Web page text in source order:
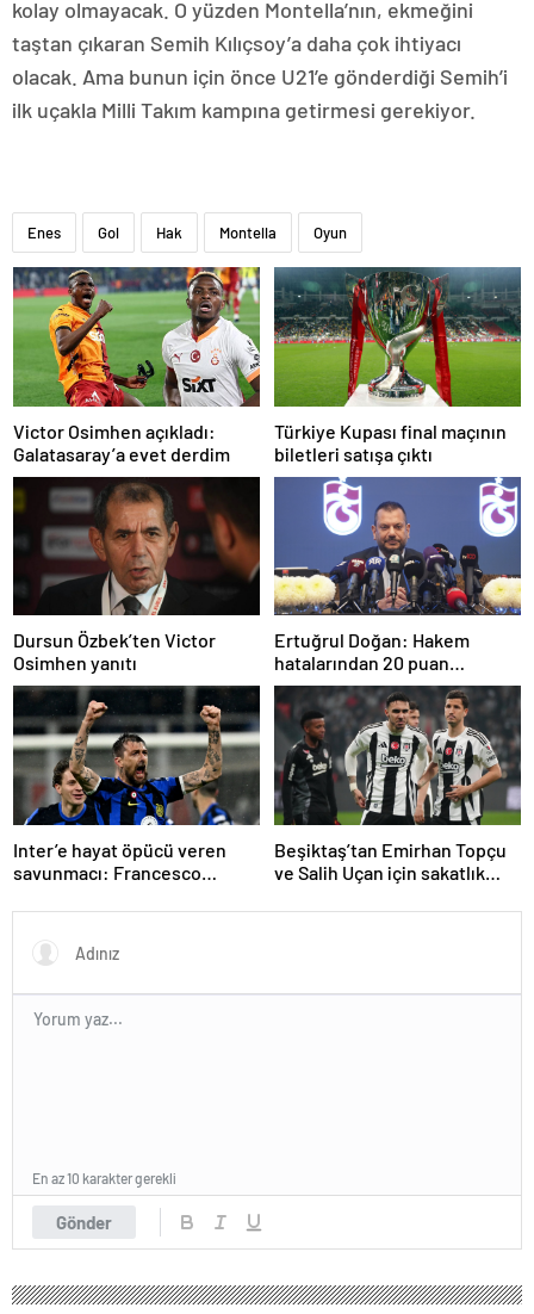
kolay olmayacak. O yüzden Montella’nın, ekmeğini
taştan çıkaran Semih Kılıçsoy’a daha çok ihtiyacı
olacak. Ama bunun için önce U21’e gönderdiği Semih’i
ilk uçakla Milli Takım kampına getirmesi gerekiyor.
Enes Gol Hak Montella Oyun
Victor Osimhen açıkladı:
Galatasaray’a evet derdim
Türkiye Kupası final maçının
biletleri satışa çıktı
Dursun Özbek’ten Victor
Osimhen yanıtı
Ertuğrul Doğan: Hakem
hatalarından 20 puan
kaybettik
Inter’e hayat öpücü veren
savunmacı: Francesco
Beşiktaş’tan Emirhan Topçu
ve Salih Uçan için sakatlık
Gönder
En az 10 karakter gerekli